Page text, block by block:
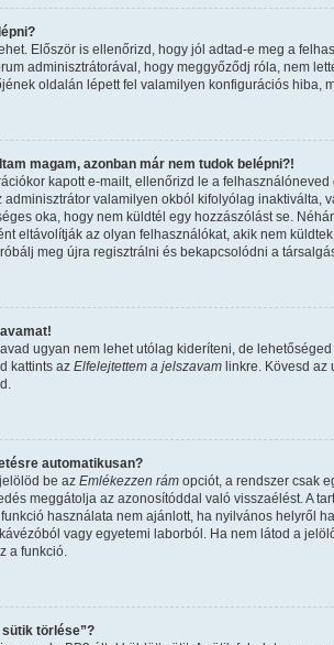
Először is ellenőrizd, hogy jól adtad-e meg a
adminisztrátorával, hogy meggyőződj róla, nem
oldalán lépett fel valamilyen konfigurációs hiba,
magam, azonban már nem tudok belépni?!
kapott e-mailt, ellenőrizd le a
adminisztrátor valamilyen okból kifolyólag inaktiválta,
oka, hogy nem küldtél egy hozzászólást se.
eltávolítják az olyan felhasználókat, akik nem
meg újra regisztrálni és bekapcsolódni a
ugyan nem lehet utólag kideríteni, de
kattints az Elfelejtettem a jelszavam linkre. Kövesd
automatikusan?
be az Emlékezzen rám opciót, a rendszer csak
meggátolja az azonosítóddal való visszaélést. A
használata nem ajánlott, ha nyilvános helyről
vagy egyetemi laborból. Ha nem látod a
a funkció.
sütik törlése”?